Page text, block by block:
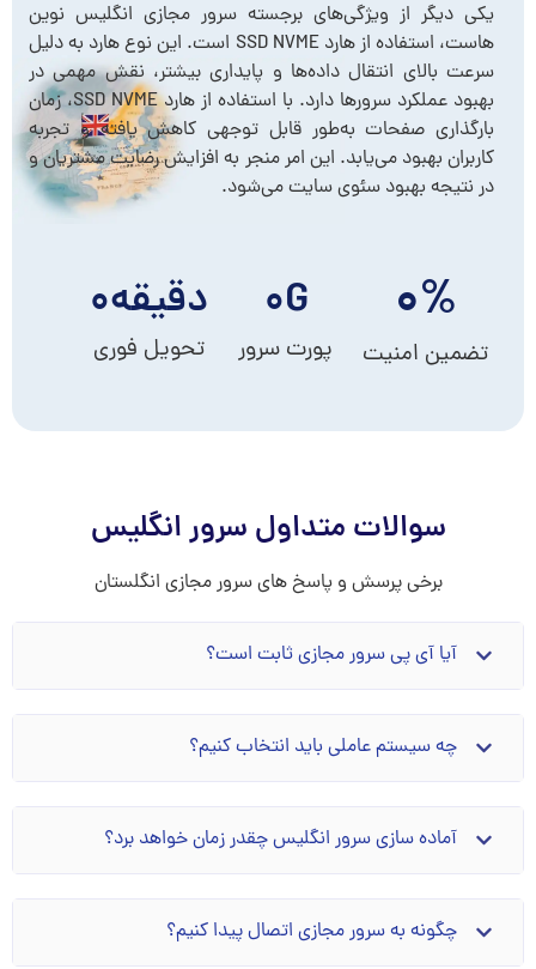
یکی دیگر از ویژگی‌های برجسته سرور مجازی انگلیس نوین
هاست، استفاده از هارد SSD NVME است. این نوع هارد به دلیل
سرعت بالای انتقال داده‌ها و پایداری بیشتر، نقش مهمی در
بهبود عملکرد سرورها دارد. با استفاده از هارد SSD NVME، زمان
بارگذاری صفحات به‌طور قابل توجهی کاهش یافته و تجربه
کاربران بهبود می‌یابد. این امر منجر به افزایش رضایت مشتریان و
در نتیجه بهبود سئوی سایت می‌شود.
تضمین امنیت
%۰
پورت سرور
G۰
تحویل فوری
دقیقه۰
سوالات متداول سرور انگلیس
برخی پرسش و پاسخ های سرور مجازی انگلستان
آیا آی پی سرور مجازی ثابت است؟
چه سیستم عاملی باید انتخاب کنیم؟
آماده سازی سرور انگلیس چقدر زمان خواهد برد؟
چگونه به سرور مجازی اتصال پیدا کنیم؟